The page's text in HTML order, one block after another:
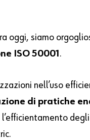
oggi, siamo
ISO 50001 .
nell’uso
di pratiche